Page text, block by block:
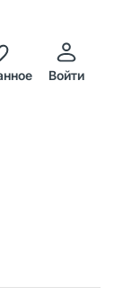
Войти